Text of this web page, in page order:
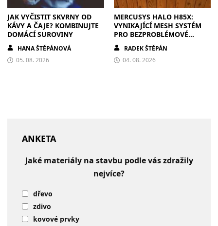
JAK VYČISTIT SKVRNY OD
KÁVY A ČAJE? KOMBINUJTE
DOMÁCÍ SUROVINY
HANA ŠTĚPÁNOVÁ
05. 08. 2026
MERCUSYS HALO H85X:
VYNIKAJÍCÍ MESH SYSTÉM
PRO BEZPROBLÉMOVÉ
PŘIPOJENÍ V KAŽDÉ
DOMÁCNOSTI
RADEK ŠTĚPÁN
04. 08. 2026
ANKETA
Jaké materiály na stavbu podle vás zdražily
nejvíce?
dřevo
zdivo
kovové prvky